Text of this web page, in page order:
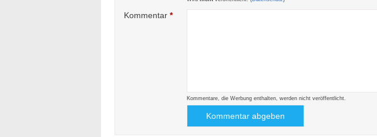
Kommentar *
Kommentare, die Werbung enthalten, werden nicht veröffentlicht.